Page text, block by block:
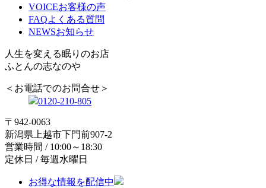
VOICEお客様の声
FAQよくある質問
NEWSお知らせ
人生を変える眠りのお店
ふとんの志なのや
＜お電話でのお問合せ＞
0120-210-805
〒942-0063
新潟県上越市下門前907-2
営業時間 / 10:00～18:30
定休日 / 毎週水曜日
お得な情報を配信中